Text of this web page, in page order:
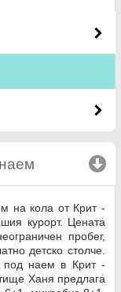
click to
на кола от Крит -
курорт. Цената
пробег,
детско столче.
под наем в Крит -
Ханя предлага